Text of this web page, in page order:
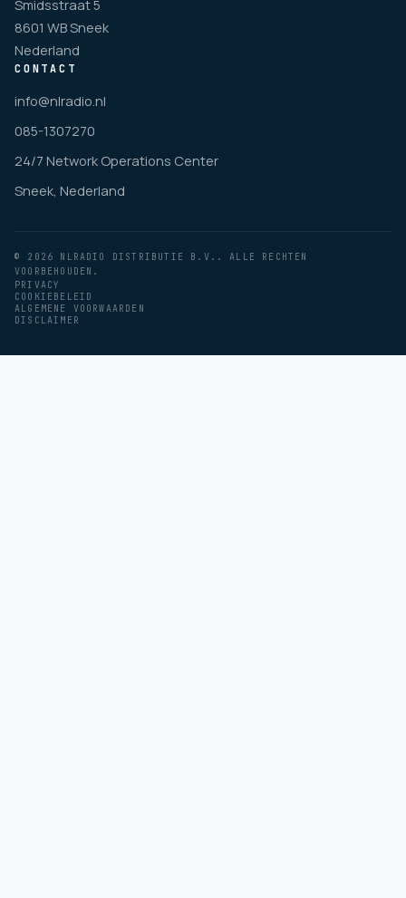
Smidsstraat 5
8601 WB Sneek
Nederland
CONTACT
info@nlradio.nl
085-1307270
24/7 Network Operations Center
Sneek, Nederland
© 2026 NLRADIO DISTRIBUTIE B.V.. ALLE RECHTEN
VOORBEHOUDEN.
PRIVACY
COOKIEBELEID
ALGEMENE VOORWAARDEN
DISCLAIMER